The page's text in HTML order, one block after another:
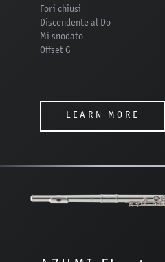
Fori chiusi
Discendente al Do
Mi snodato
Offset G
LEARN MORE